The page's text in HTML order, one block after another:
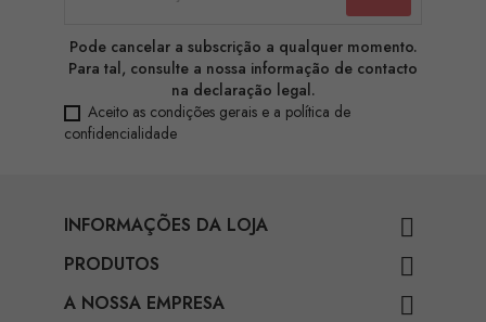
Pode cancelar a subscrição a qualquer momento.
Para tal, consulte a nossa informação de contacto
na declaração legal.
Aceito as condições gerais e a política de
confidencialidade
INFORMAÇÕES DA LOJA 
PRODUTOS 
A NOSSA EMPRESA 